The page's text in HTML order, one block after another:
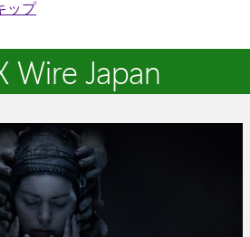
ップ
Wire Japan